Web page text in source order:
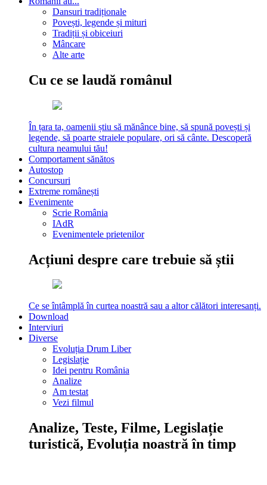
Dansuri tradiționale
Povești, legende și mituri
Tradiții și obiceiuri
Mâncare
Alte arte
Cu ce se laudă românul
În țara ta, oamenii știu să mănânce bine, să spună povești și
legende, să poarte straiele populare, ori să cânte. Descoperă
cultura neamului tău!
Comportament sănătos
Autostop
Concursuri
Extreme românești
Evenimente
Scrie România
IAdR
Evenimentele prietenilor
Acțiuni despre care trebuie să știi
Ce se întâmplă în curtea noastră sau a altor călători interesanți.
Download
Interviuri
Diverse
Evoluția Drum Liber
Legislație
Idei pentru România
Analize
Am testat
Vezi filmul
Analize, Teste, Filme, Legislație
turistică, Evoluția noastră în timp